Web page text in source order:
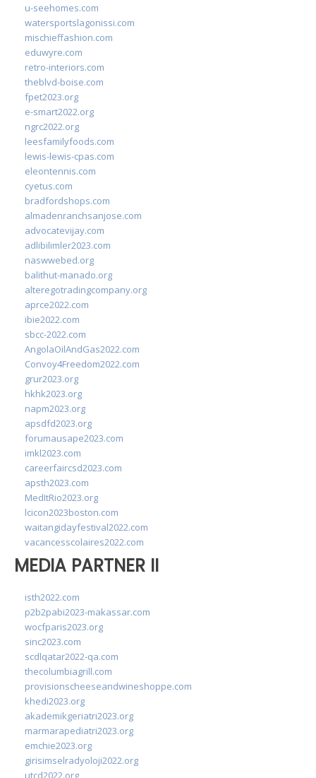
u-seehomes.com
watersportslagonissi.com
mischieffashion.com
eduwyre.com
retro-interiors.com
theblvd-boise.com
fpet2023.org
e-smart2022.org
ngrc2022.org
leesfamilyfoods.com
lewis-lewis-cpas.com
eleontennis.com
cyetus.com
bradfordshops.com
almadenranchsanjose.com
advocatevijay.com
adlibilimler2023.com
naswwebed.org
balithut-manado.org
alteregotradingcompany.org
aprce2022.com
ibie2022.com
sbcc-2022.com
AngolaOilAndGas2022.com
Convoy4Freedom2022.com
grur2023.org
hkhk2023.org
napm2023.org
apsdfd2023.org
forumausape2023.com
imkl2023.com
careerfaircsd2023.com
apsth2023.com
MedItRio2023.org
lcicon2023boston.com
waitangidayfestival2022.com
vacancesscolaires2022.com
MEDIA PARTNER II
isth2022.com
p2b2pabi2023-makassar.com
wocfparis2023.org
sinc2023.com
scdlqatar2022-qa.com
thecolumbiagrill.com
provisionscheeseandwineshoppe.com
khedi2023.org
akademikgeriatri2023.org
marmarapediatri2023.org
emchie2023.org
girisimselradyoloji2022.org
utcd2022.org